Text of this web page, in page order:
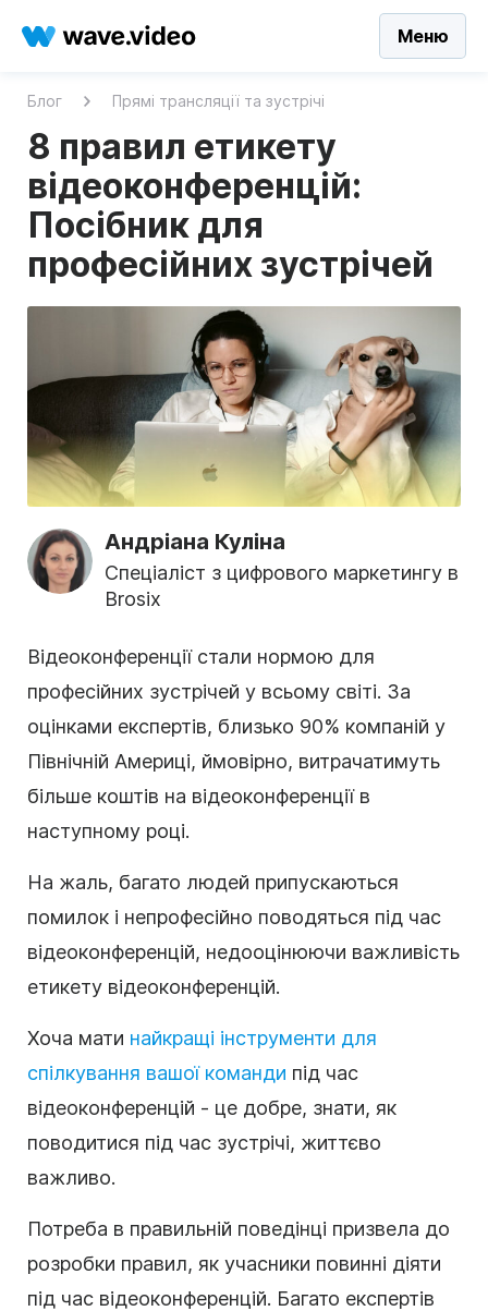
Меню
Блог Прямі трансляції та зустрічі
8 правил етикету
відеоконференцій:
Посібник для
професійних зустрічей
Андріана Куліна
Спеціаліст з цифрового маркетингу в
Brosix
Відеоконференції стали нормою для
професійних зустрічей у всьому світі. За
оцінками експертів, близько 90% компаній у
Північній Америці, ймовірно, витрачатимуть
більше коштів на відеоконференції в
наступному році.
На жаль, багато людей припускаються
помилок і непрофесійно поводяться під час
відеоконференцій, недооцінюючи важливість
етикету відеоконференцій.
Хоча мати найкращі інструменти для
спілкування вашої команди під час
відеоконференцій - це добре, знати, як
поводитися під час зустрічі, життєво
важливо.
Потреба в правильній поведінці призвела до
розробки правил, як учасники повинні діяти
під час відеоконференцій. Багато експертів